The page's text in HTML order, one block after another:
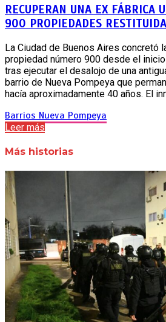
RECUPERAN UNA EX FÁBRICA
900 PROPIEDADES
La Ciudad de Buenos Aires concretó
propiedad número 900 desde el
tras ejecutar el desalojo de una
barrio de Nueva Pompeya que
hacía aproximadamente 40 años. El
Barrios Nueva Pompeya
Leer más
Más historias